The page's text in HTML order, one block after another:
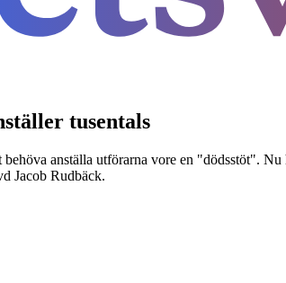
tusentals
behöva anställa utförarna vore en "dödsstöt".
Jacob Rudbäck.